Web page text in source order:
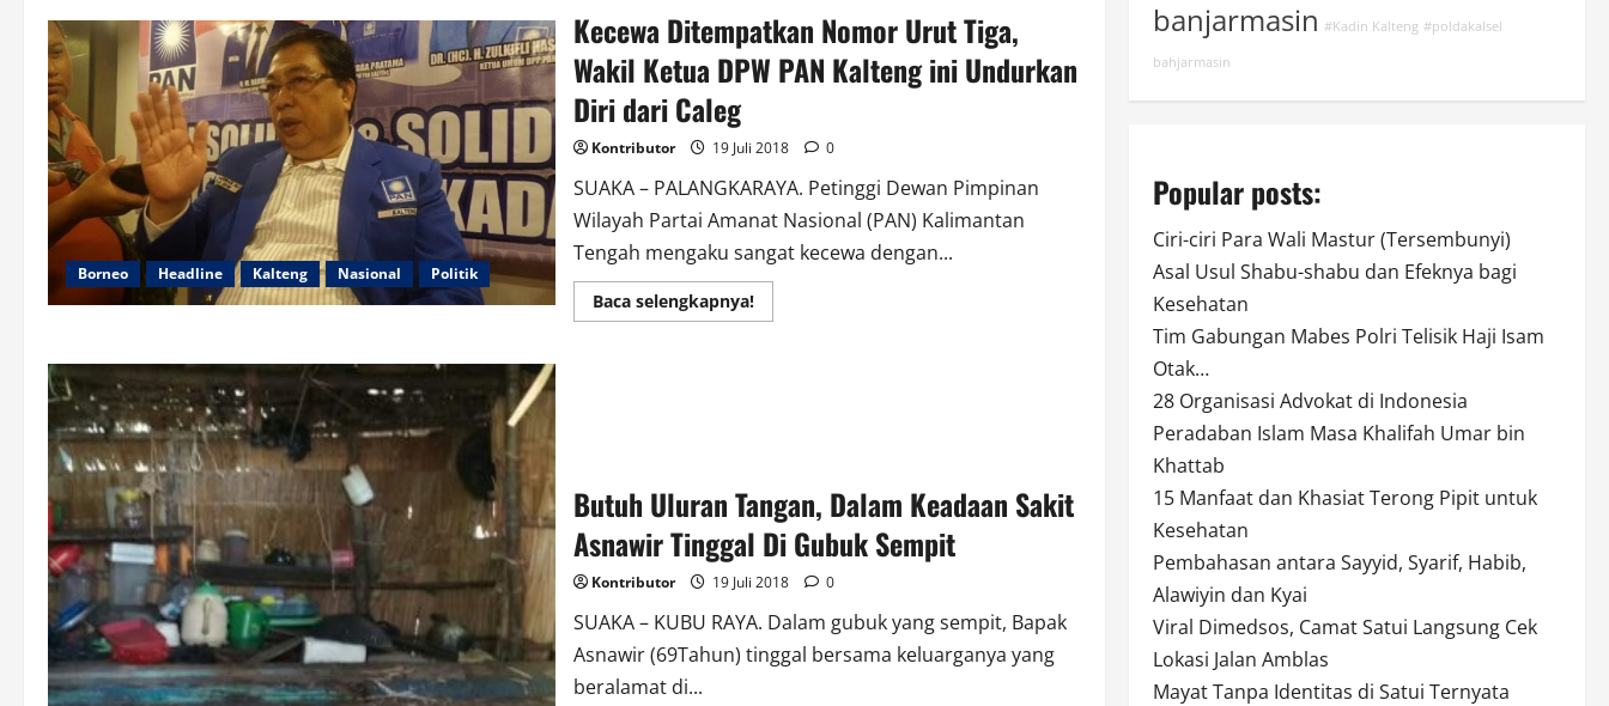
Karate
ini
Ingin
Mengabdi
Sebagai
AD
Borneo Headline Kalteng Nasional Politik
Kecewa Ditempatkan Nomor Urut Tiga,
Wakil Ketua DPW PAN Kalteng ini Undurkan
Diri dari Caleg
Kontributor 19 Juli 2018 0
SUAKA – PALANGKARAYA. Petinggi Dewan Pimpinan
Wilayah Partai Amanat Nasional (PAN) Kalimantan
Tengah mengaku sangat kecewa dengan...
Baca selengkapnya!Read
more
Kalteng
ini
Undurkan
Diri
Caleg
Butuh Uluran Tangan, Dalam Keadaan Sakit
Asnawir Tinggal Di Gubuk Sempit
Kontributor 19 Juli 2018 0
SUAKA – KUBU RAYA. Dalam gubuk yang sempit, Bapak
Asnawir (69Tahun) tinggal bersama keluarganya yang
beralamat di...
banjarmasin #Kadin Kalteng #poldakalsel
bahjarmasin
Popular posts:
Ciri-ciri Para Wali Mastur (Tersembunyi)
Asal Usul Shabu-shabu dan Efeknya bagi
Kesehatan
Tim Gabungan Mabes Polri Telisik Haji Isam
Otak…
28 Organisasi Advokat di Indonesia
Peradaban Islam Masa Khalifah Umar bin
Khattab
15 Manfaat dan Khasiat Terong Pipit untuk
Kesehatan
Pembahasan antara Sayyid, Syarif, Habib,
Alawiyin dan Kyai
Viral Dimedsos, Camat Satui Langsung Cek
Lokasi Jalan Amblas
Mayat Tanpa Identitas di Satui Ternyata